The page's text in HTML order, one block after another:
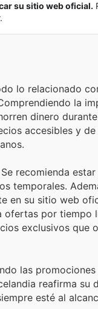
su sitio web oficial.
lo relacionado
la
dinero
accesibles y
recomienda
temporales.
en su sitio web
ofertas por tiempo
exclusivos que
las
reafirma su
esté al